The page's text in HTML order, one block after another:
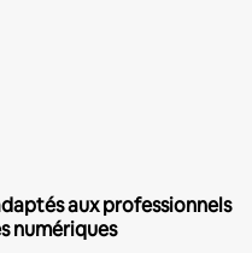
aux professionnels
numériques